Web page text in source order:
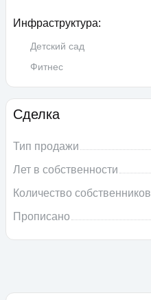
Инфраструктура:
Детский сад
Фитнес
Сделка
Тип продажи
Лет в собственности
Количество собственников
Прописано